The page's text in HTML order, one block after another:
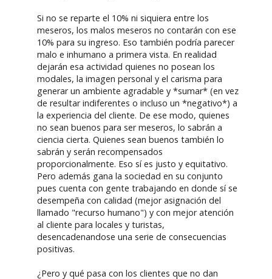
Si no se reparte el 10% ni siquiera entre los
meseros, los malos meseros no contarán con ese
10% para su ingreso. Eso también podría parecer
malo e inhumano a primera vista. En realidad
dejarán esa actividad quienes no posean los
modales, la imagen personal y el carisma para
generar un ambiente agradable y *sumar* (en vez
de resultar indiferentes o incluso un *negativo*) a
la experiencia del cliente. De ese modo, quienes
no sean buenos para ser meseros, lo sabrán a
ciencia cierta. Quienes sean buenos también lo
sabrán y serán recompensados
proporcionalmente. Eso sí es justo y equitativo.
Pero además gana la sociedad en su conjunto
pues cuenta con gente trabajando en donde sí se
desempeña con calidad (mejor asignación del
llamado "recurso humano") y con mejor atención
al cliente para locales y turistas,
desencadenandose una serie de consecuencias
positivas.
¿Pero y qué pasa con los clientes que no dan